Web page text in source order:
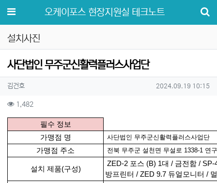
메뉴 오케이포스 현장지원실 테크노트
설치사진
사단법인 무주군신활력플러스사업단
작성자 정보
김건호 작성일
2024.09.19 10:15
컨텐츠 정보
1,482
필수 정보
가맹점 명
사단법인 무주군신활력플러스사업단
가맹점 주소 전북 무주군 설천면 무설로 1338-1 연
설치 제품(구성)
ZED-2 포스 (B) 1대 / 금전함 /
방프린터 / ZED 9.7 듀얼모니터 /